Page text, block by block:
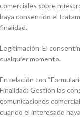
comerciales sobre
haya consentido el
finalidad.
Legitimación: El
cualquier momento.
En relación con
Finalidad: Gestión las
comunicaciones
cuando el interesado